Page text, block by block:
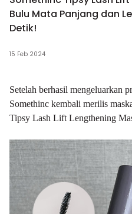
Bulu Mata Panjang dan
Detik!
15 Feb 2024
Setelah berhasil mengeluarkan
Somethinc kembali merilis
Tipsy Lash Lift Lengthening